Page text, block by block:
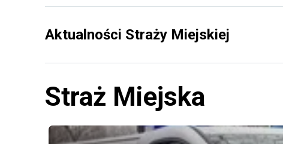
Aktualności Straży Miejskiej
Straż Miejska